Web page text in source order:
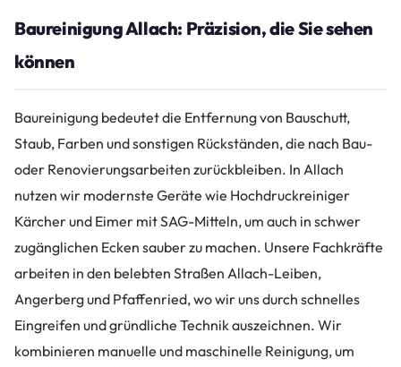
Baureinigung Allach: Präzision, die Sie sehen
können
Baureinigung bedeutet die Entfernung von Bauschutt,
Staub, Farben und sonstigen Rückständen, die nach Bau-
oder Renovierungsarbeiten zurückbleiben. In Allach
nutzen wir modernste Geräte wie Hochdruckreiniger
Kärcher und Eimer mit SAG-Mitteln, um auch in schwer
zugänglichen Ecken sauber zu machen. Unsere Fachkräfte
arbeiten in den belebten Straßen Allach-Leiben,
Angerberg und Pfaffenried, wo wir uns durch schnelles
Eingreifen und gründliche Technik auszeichnen. Wir
kombinieren manuelle und maschinelle Reinigung, um